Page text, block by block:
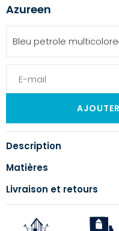
Azureen
Bleu petrole multicolore
Description
Matières
Livraison et retours